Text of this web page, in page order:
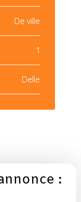
De ville
1
Delle
: